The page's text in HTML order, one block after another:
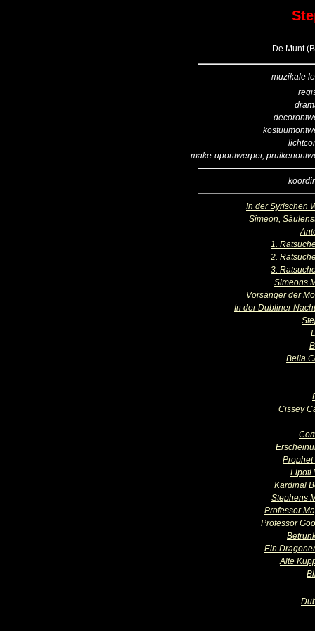
De Munt
muzikale
make-upontwerper,
In der Syrischen
Simeon,
1.
2.
3.
Simeons
Vorsänger der
In der Dubliner
Bella
Cissey
Prophet
Lipoti
Kardinal
Stephens
Professor
Professor
Ein
Alte